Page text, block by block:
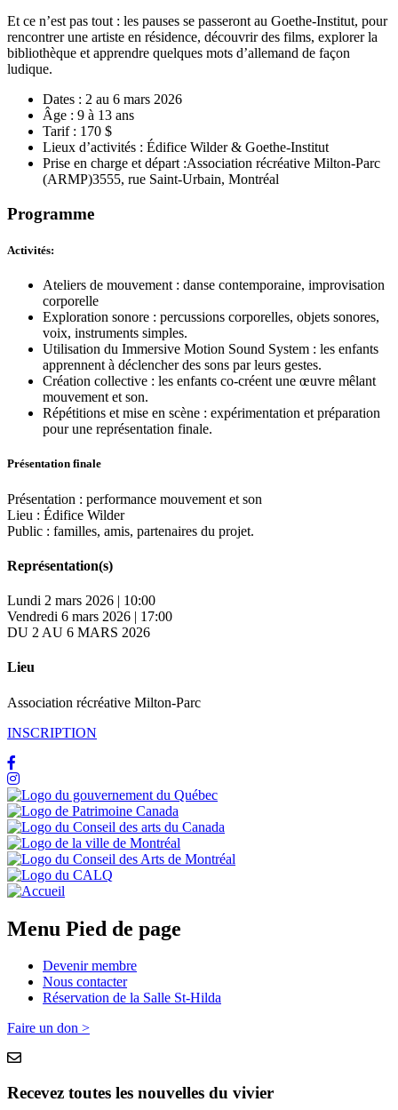
Et ce n’est pas tout : les pauses se passeront au Goethe-Institut, pour
rencontrer une artiste en résidence, découvrir des films, explorer la
bibliothèque et apprendre quelques mots d’allemand de façon
ludique.
Dates : 2 au 6 mars 2026
Âge : 9 à 13 ans
Tarif : 170 $
Lieux d’activités : Édifice Wilder & Goethe-Institut
Prise en charge et départ :Association récréative Milton-Parc
(ARMP)3555, rue Saint-Urbain, Montréal
Programme
Activités:
Ateliers de mouvement : danse contemporaine, improvisation
corporelle
Exploration sonore : percussions corporelles, objets sonores,
voix, instruments simples.
Utilisation du Immersive Motion Sound System : les enfants
apprennent à déclencher des sons par leurs gestes.
Création collective : les enfants co-créent une œuvre mêlant
mouvement et son.
Répétitions et mise en scène : expérimentation et préparation
pour une représentation finale.
Présentation finale
Présentation : performance mouvement et son
Lieu : Édifice Wilder
Public : familles, amis, partenaires du projet.
Représentation(s)
Lundi 2 mars 2026 | 10:00
Vendredi 6 mars 2026 | 17:00
DU 2 AU 6 MARS 2026
Lieu
Association récréative Milton-Parc
INSCRIPTION
Menu Pied de page
Devenir membre
Nous contacter
Réservation de la Salle St-Hilda
Faire un don >
Recevez toutes les nouvelles du vivier